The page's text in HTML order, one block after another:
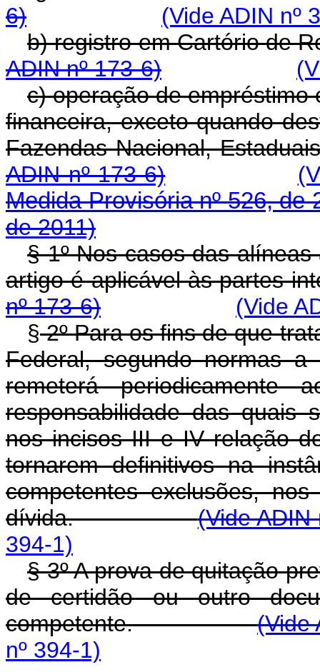
6)
(Vide ADIN nº
b) registro em
ADIN nº 173-6)
c) operação de empréstimo
financeira, exceto quando
Fazendas Nacional,
ADIN nº 173-6)
Medida Provisória nº 526, de
de 2011)
§ 1º Nos casos das
artigo é aplicável às
nº 173-6)
(Vide
§2º Para os fins de que
Federal, segundo normas a
remeterá
responsabilidade das quais
nos incisos III e IV relação
tornarem definitivos na
competentes exclusões,
dívida.(Vide ADIN
394-1)
§ 3º A prova de quitação
de certidão ou outro
competente.(Vide
nº 394-1)